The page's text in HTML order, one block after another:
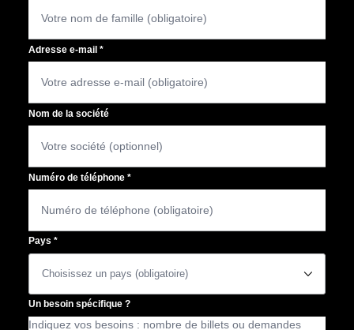
Adresse e-mail *
Nom de la société
Numéro de téléphone *
Pays *
􀆈
Un besoin spécifique ?